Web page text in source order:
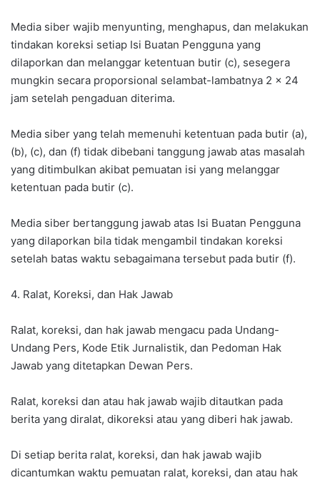
Media siber wajib menyunting, menghapus, dan melakukan
tindakan koreksi setiap Isi Buatan Pengguna yang
dilaporkan dan melanggar ketentuan butir (c), sesegera
mungkin secara proporsional selambat-lambatnya 2 x 24
jam setelah pengaduan diterima.
Media siber yang telah memenuhi ketentuan pada butir (a),
(b), (c), dan (f) tidak dibebani tanggung jawab atas masalah
yang ditimbulkan akibat pemuatan isi yang melanggar
ketentuan pada butir (c).
Media siber bertanggung jawab atas Isi Buatan Pengguna
yang dilaporkan bila tidak mengambil tindakan koreksi
setelah batas waktu sebagaimana tersebut pada butir (f).
4. Ralat, Koreksi, dan Hak Jawab
Ralat, koreksi, dan hak jawab mengacu pada Undang-
Undang Pers, Kode Etik Jurnalistik, dan Pedoman Hak
Jawab yang ditetapkan Dewan Pers.
Ralat, koreksi dan atau hak jawab wajib ditautkan pada
berita yang diralat, dikoreksi atau yang diberi hak jawab.
Di setiap berita ralat, koreksi, dan hak jawab wajib
dicantumkan waktu pemuatan ralat, koreksi, dan atau hak